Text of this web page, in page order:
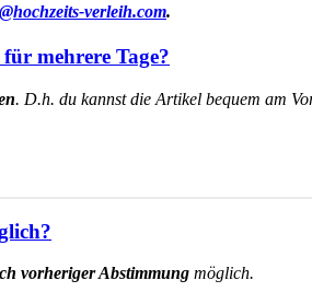
verleih.com.
mehrere Tage?
. D.h. du kannst die Artikel bequem am
vorheriger Abstimmung möglich.